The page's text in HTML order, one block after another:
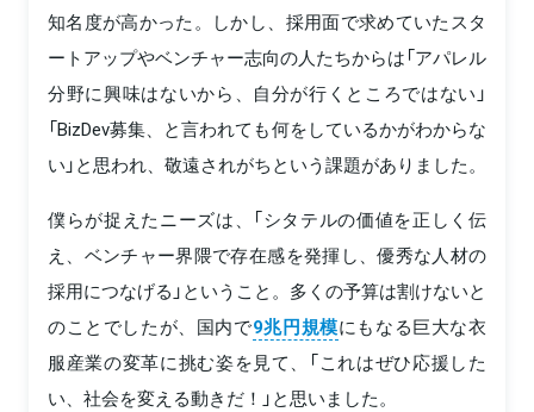
知名度が高かった。しかし、採用面で求めていたスタ
ートアップやベンチャー志向の人たちからは「アパレル
分野に興味はないから、自分が行くところではない」
「BizDev募集、と言われても何をしているかがわからな
い」と思われ、敬遠されがちという課題がありました。
僕らが捉えたニーズは、「シタテルの価値を正しく伝
え、ベンチャー界隈で存在感を発揮し、優秀な人材の
採用につなげる」ということ。多くの予算は割けないと
のことでしたが、国内で9兆円規模にもなる巨大な衣
服産業の変革に挑む姿を見て、「これはぜひ応援した
い、社会を変える動きだ！」と思いました。